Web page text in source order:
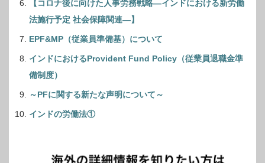
【コロナ後に向けた人事労務戦略―インドにおける新労働
法施行予定 社会保障関連―】
EPF&MP（従業員準備基）について
インドにおけるProvident Fund Policy（従業員退職金準
備制度）
～PFに関する新たな声明について～
インドの労働法①